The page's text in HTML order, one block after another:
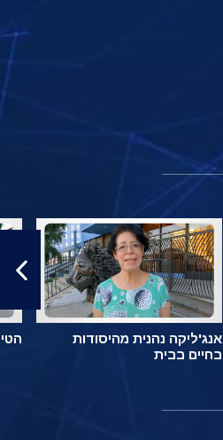
אנג'ליקה נהנית מהיסודות
בחיים בבית